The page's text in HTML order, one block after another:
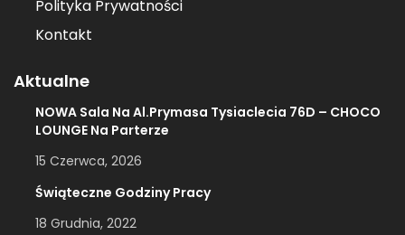
Polityka Prywatności
Kontakt
Aktualne
NOWA Sala Na Al.Prymasa Tysiaclecia 76D – CHOCO
LOUNGE Na Parterze
15 Czerwca, 2026
Świąteczne Godziny Pracy
18 Grudnia, 2022